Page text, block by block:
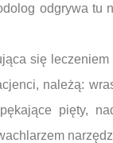
odgrywa tu
się
należą:
pięty,